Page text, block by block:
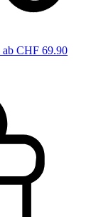
ab CHF 69.90